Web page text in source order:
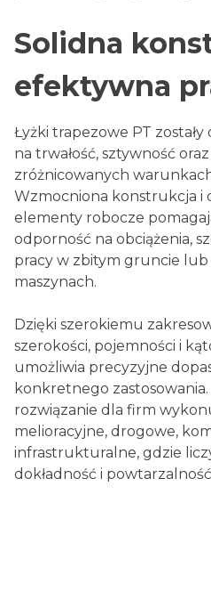
Solidna
efektywna
Łyżki trapezowe PT
na trwałość, sztywność
zróżnicowanych
Wzmocniona konstrukcja i
elementy robocze
odporność na obciążenia,
pracy w zbitym gruncie
maszynach.
Dzięki szerokiemu
szerokości, pojemności i
umożliwia precyzyjne
konkretnego
rozwiązanie dla firm
melioracyjne, drogowe,
infrastrukturalne, gdzie
dokładność i